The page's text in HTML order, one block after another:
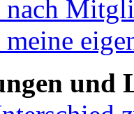
und